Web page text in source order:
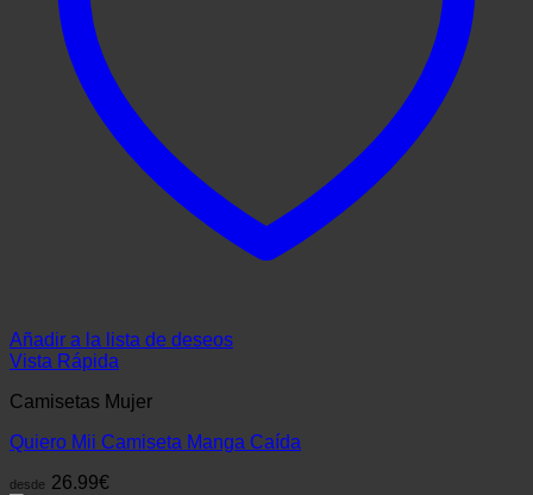
Añadir a la lista de deseos
Vista Rápida
Camisetas Mujer
Quiero Mii Camiseta Manga Caída
desde 26.99€